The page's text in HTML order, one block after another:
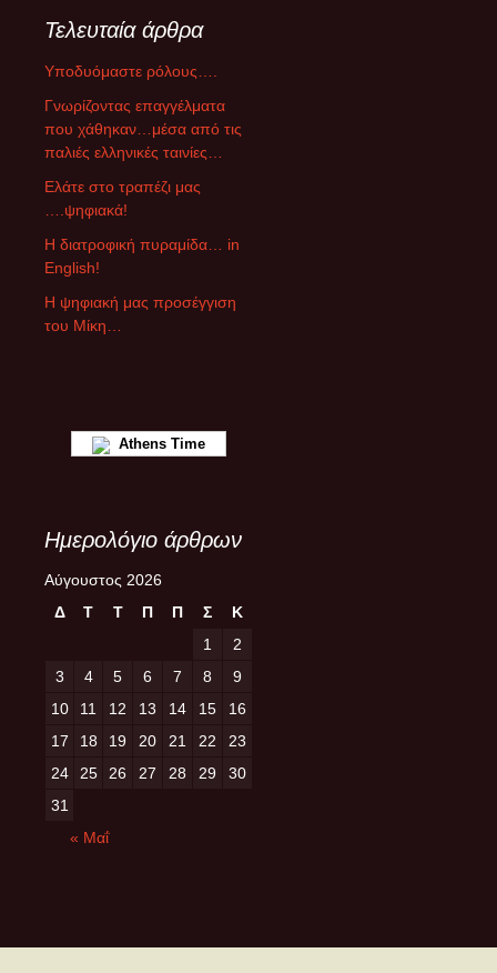
γ
ρ
ί
ρ
θ
ρ
ω
Τελευταία άρθρα
Υποδυόμαστε ρόλους….
Γνωρίζοντας επαγγέλματα
που χάθηκαν…μέσα από τις
παλιές ελληνικές ταινίες…
Ελάτε στο τραπέζι μας
….ψηφιακά!
Η διατροφική πυραμίδα… in
English!
Η ψηφιακή μας προσέγγιση
του Μίκη…
Athens Time
Ημερολόγιο άρθρων
Αύγουστος 2026
Δ
Τ Τ Π Π Σ Κ
« Μαΐ
1
2
3
4 5 6 7 8
9
10
11 12 13 14 15
16
17
18 19 20 21 22
23
24
25 26 27 28 29
30
31